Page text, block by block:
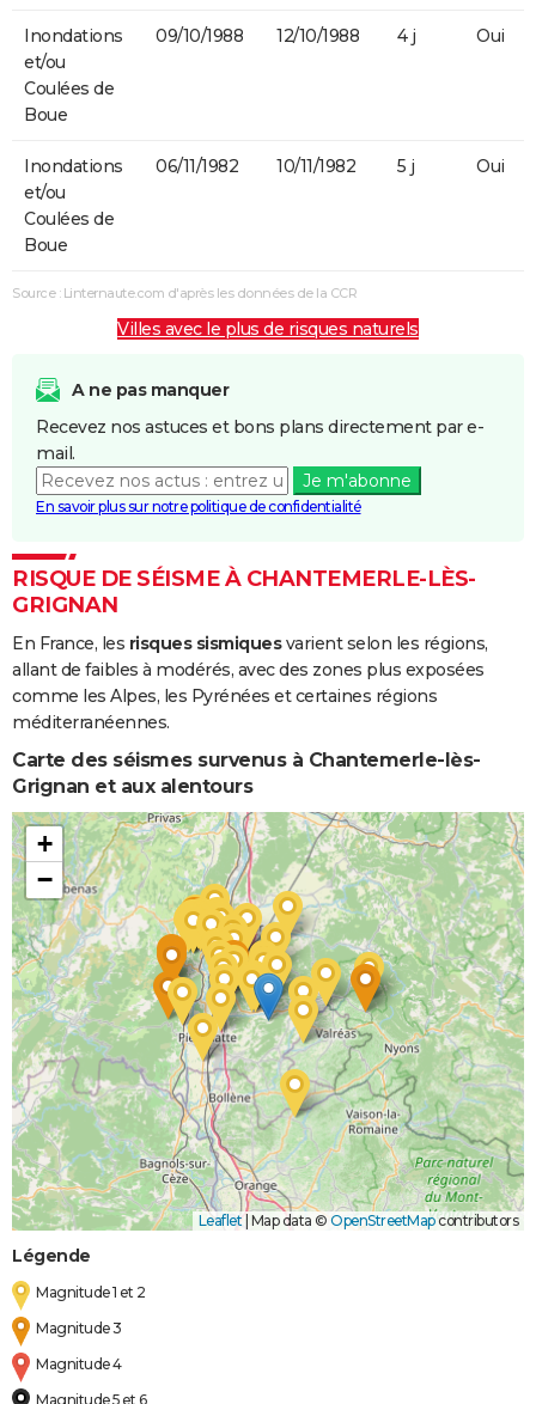
Inondations
et/ou
Coulées de
Boue
09/10/1988 12/10/1988 4 j Oui
Inondations
et/ou
Coulées de
Boue
06/11/1982 10/11/1982 5 j Oui
Source : Linternaute.com d'après les données de la CCR
Villes avec le plus de risques naturels
A ne pas manquer
Recevez nos astuces et bons plans directement par e-
mail.
Je m'abonne
En savoir plus sur notre politique de confidentialité
RISQUE DE SÉISME À CHANTEMERLE-LÈS-
GRIGNAN
En France, les risques sismiquesvarient selon les régions,
allant de faibles à modérés, avec des zones plus exposées
comme les Alpes, les Pyrénées et certaines régions
méditerranéennes.
Carte des séismes survenus à Chantemerle-lès-
Grignan et aux alentours
+
−
Leaflet| Map data © OpenStreetMapcontributors
Légende
Magnitude 1 et 2
Magnitude 3
Magnitude 4
Magnitude 5 et 6